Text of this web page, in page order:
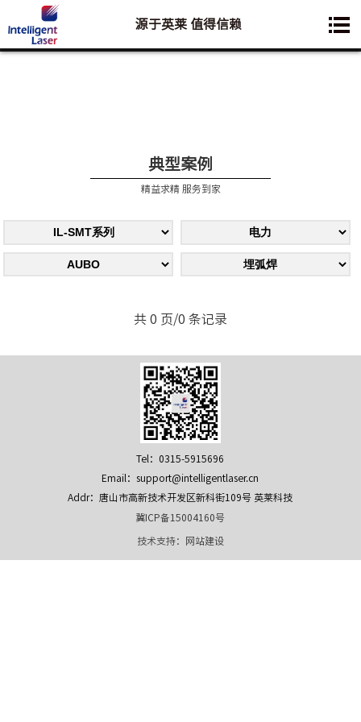
您想要了解的业务是:
源于英莱 值得信赖
典型案例
精益求精 服务到家
共 0 页/0 条记录
Tel：0315-5915696
Email：support@intelligentlaser.cn
Addr：唐山市高新技术开发区新科街109号 英莱科技
冀ICP备15004160号
技术支持： 网站建设